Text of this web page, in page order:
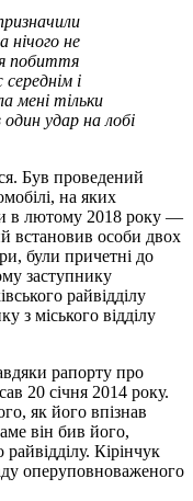
нічого не
побиття
і
мені тільки
удар на лобі
Був проведений
на яких
в лютому 2018 року —
встановив особи двох
були причетні до
заступнику
райвідділу
з міського відділу
рапорту про
20 січня 2014 року.
як його впізнав
він бив його,
Кірінчук
оперуповноваженого